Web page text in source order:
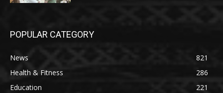
POPULAR CATEGORY
News
821
Health & Fitness
286
Education
221